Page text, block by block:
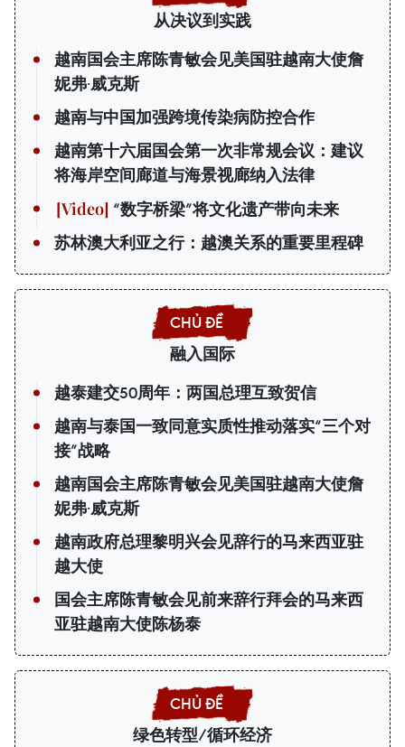
从决议到实践
越南国会主席陈青敏会见美国驻越南大使詹
妮弗·威克斯
越南与中国加强跨境传染病防控合作
越南第十六届国会第一次非常规会议：建议
将海岸空间廊道与海景视廊纳入法律
“数字桥梁”将文化遗产带向未来
苏林澳大利亚之行：越澳关系的重要里程碑
融入国际
越泰建交50周年：两国总理互致贺信
越南与泰国一致同意实质性推动落实“三个对
接”战略
越南国会主席陈青敏会见美国驻越南大使詹
妮弗·威克斯
越南政府总理黎明兴会见辞行的马来西亚驻
越大使
国会主席陈青敏会见前来辞行拜会的马来西
亚驻越南大使陈杨泰
绿色转型/循环经济